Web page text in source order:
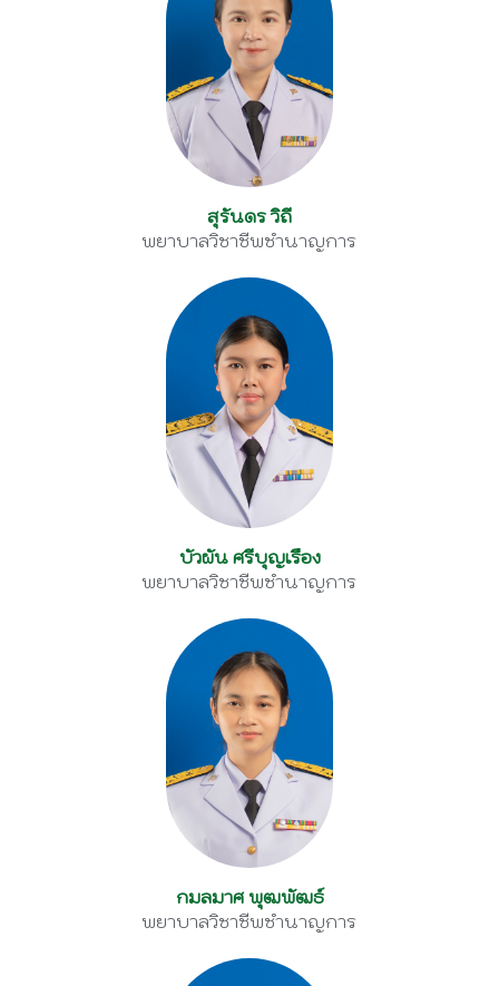
สุรันดร วิถี
พยาบาลวิชาชีพชำนาญการ
บัวผัน ศรีบุญเรือง
พยาบาลวิชาชีพชำนาญการ
กมลมาศ พุฒพัฒธ์
พยาบาลวิชาชีพชำนาญการ